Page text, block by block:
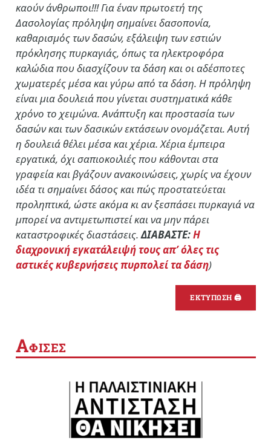
καούν άνθρωποι!!! Για έναν πρωτοετή της
Δασολογίας πρόληψη σημαίνει δασοπονία,
καθαρισμός των δασών, εξάλειψη των εστιών
πρόκλησης πυρκαγιάς, όπως τα ηλεκτροφόρα
καλώδια που διασχίζουν τα δάση και οι αδέσποτες
χωματερές μέσα και γύρω από τα δάση. Η πρόληψη
είναι μια δουλειά που γίνεται συστηματικά κάθε
χρόνο το χειμώνα. Ανάπτυξη και προστασία των
δασών και των δασικών εκτάσεων ονομάζεται. Αυτή
η δουλειά θέλει μέσα και χέρια. Χέρια έμπειρα
εργατικά, όχι σαπιοκοιλιές που κάθονται στα
γραφεία και βγάζουν ανακοινώσεις, χωρίς να έχουν
ιδέα τι σημαίνει δάσος και πώς προστατεύεται
προληπτικά, ώστε ακόμα κι αν ξεσπάσει πυρκαγιά να
μπορεί να αντιμετωπιστεί και να μην πάρει
καταστροφικές διαστάσεις.ΔΙΑΒΑΣΤΕ:Η
διαχρονική εγκατάλειψή τους απ’ όλες τις
αστικές κυβερνήσεις πυρπολεί τα δάση)
ΕΚΤΥΠΩΣΗ 🖨
ΑΦΙΣΕΣ